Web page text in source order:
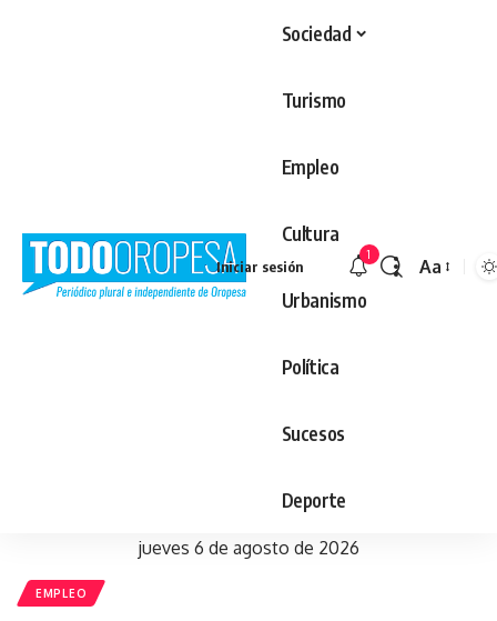
Sociedad
Turismo
Empleo
Cultura
Urbanismo
Política
Sucesos
Deporte
Iniciar sesión
1
Aa
jueves 6 de agosto de 2026
EMPLEO